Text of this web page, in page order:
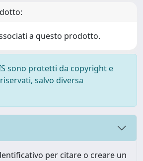
a questo prodotto.
sono protetti da copyright e
salvo diversa
per citare o creare un